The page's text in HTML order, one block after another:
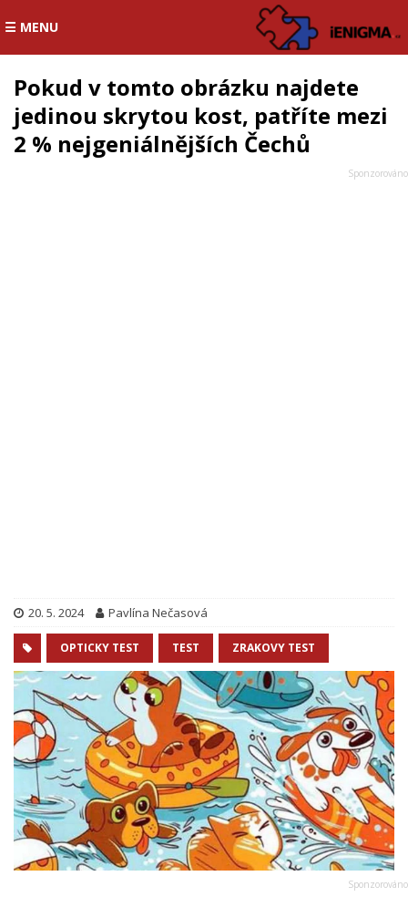
☰ MENU
Pokud v tomto obrázku najdete
jedinou skrytou kost, patříte mezi
2 % nejgeniálnějších Čechů
20. 5. 2024 Pavlína Nečasová
OPTICKY TEST TEST ZRAKOVY TEST